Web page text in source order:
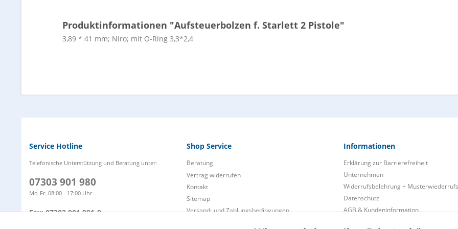
Produktinformationen "Aufsteuerbolzen f. Starlett 2 Pistole"
3,89 * 41 mm; Niro; mit O-Ring 3,3*2,4
Service Hotline
Telefonische Unterstützung und Beratung unter:
07303 901 980
Mo-Fr. 08:00 - 17:00 Uhr
Fax: 07303 901 981-8
Shop Service
Beratung
Vertrag widerrufen
Kontakt
Sitemap
Versand- und Zahlungsbedingungen
Informationen
Erklärung zur Barrierefreiheit
Unternehmen
Widerrufsbelehrung +
Datenschutz
AGB & Kundeninformation